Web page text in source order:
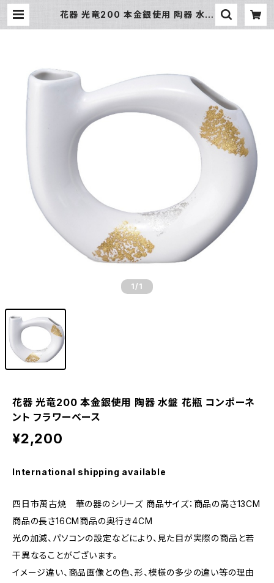
花器 光竜200 本金銀使用 陶器 水盤
1 /1
花器 光竜200 本金銀使用 陶器 水盤 花瓶 コンポーネ
ント フラワーベース
¥2,200
International shipping available
四日市萬古焼 華の器のシリーズ 商品サイズ：商品の高さ13CM
商品の長さ16CM商品の奥行き4CM
光の加減、パソコンの設定などにより、見た目が実際の商品と若
干異なることがございます。
イメージ違い、商品画像との色、形、模様の多少の違い等の理由